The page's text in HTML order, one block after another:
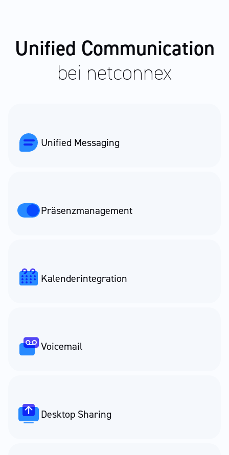
Unified Communication
bei netconnex
Unified Messaging
Präsenzmanagement
Kalenderintegration
Voicemail
Desktop Sharing